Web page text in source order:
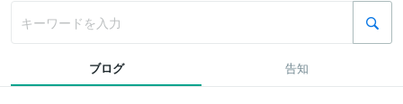
ブログ 告知